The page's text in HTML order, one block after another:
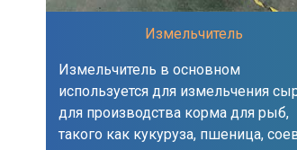
Измельчитель
Измельчитель в основном
используется для измельчения
для производства корма для рыб,
такого как кукуруза, пшеница,